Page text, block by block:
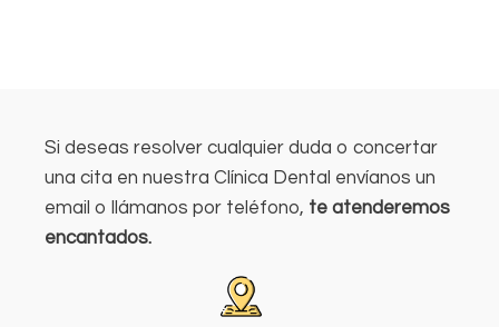
Si deseas resolver cualquier duda o concertar
una cita en nuestra Clínica Dental envíanos un
email o llámanos por teléfono, te atenderemos
encantados.